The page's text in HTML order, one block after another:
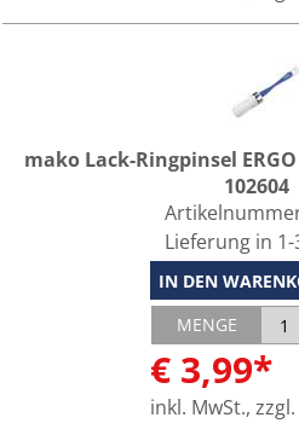
mako Lack-Ringpinsel
102604
Lieferung in
IN DEN
MENGE
€ 3,99*
inkl. MwSt., zzgl.